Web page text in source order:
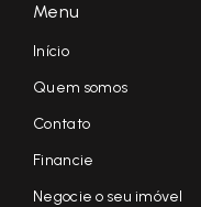
Menu
Início
Quem somos
Contato
Financie
Negocie o seu imóvel